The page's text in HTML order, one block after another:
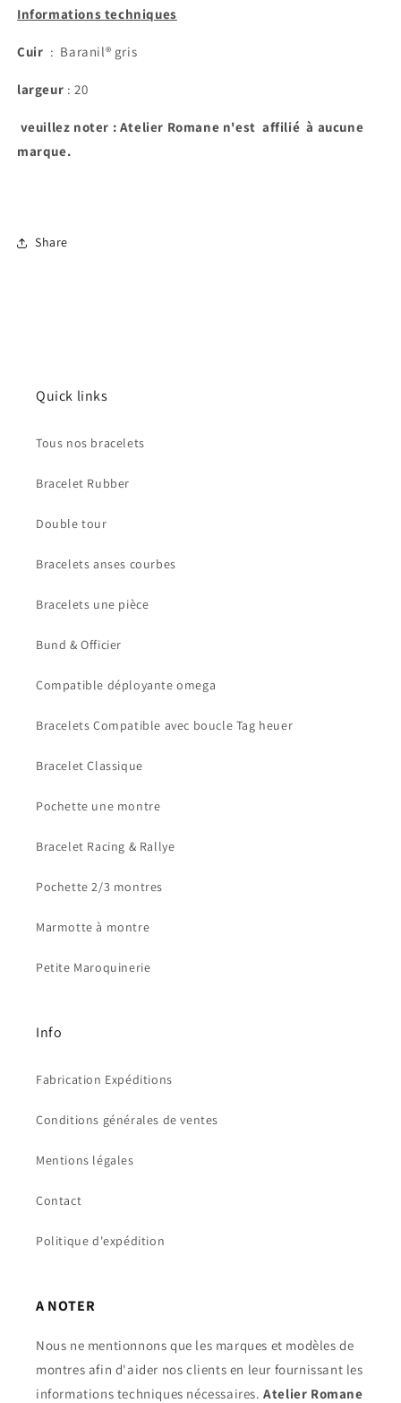
Informations techniques
Cuir : Baranil® gris
largeur : 20
veuillez noter : Atelier Romane n'est affilié à aucune
marque.
Share
Quick links
Tous nos bracelets
Bracelet Rubber
Double tour
Bracelets anses courbes
Bracelets une pièce
Bund & Officier
Compatible déployante omega
Bracelets Compatible avec boucle Tag heuer
Bracelet Classique
Pochette une montre
Bracelet Racing & Rallye
Pochette 2/3 montres
Marmotte à montre
Petite Maroquinerie
Info
Fabrication Expéditions
Conditions générales de ventes
Mentions légales
Contact
Politique d'expédition
A NOTER
Nous ne mentionnons que les marques et modèles de
montres afin d'aider nos clients en leur fournissant les
informations techniques nécessaires. Atelier Romane
produits à votre liste de souhaits et afficher vos
articles précédemment enregistrés.